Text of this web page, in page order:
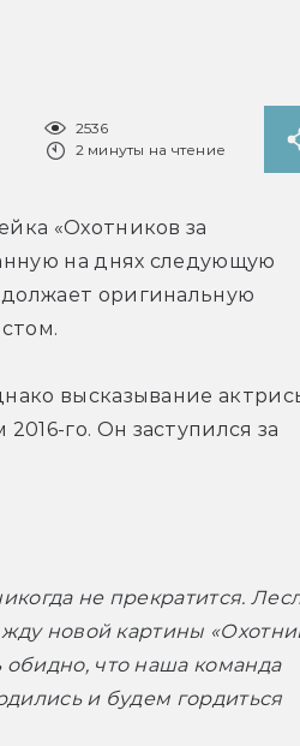
2536
2 минуты на чтение
«Охотников за
на днях следующую
оригинальную
высказывание
го. Он заступился за
не прекратится.
новой картины
что наша команда
и будем гордиться